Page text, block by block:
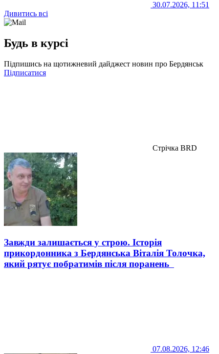
30.07.2026, 11:51
Дивитись всі
Будь в курсі
Підпишись на щотижневий дайджест новин про Бердянськ
Підписатися
Стрічка BRD
Завжди залишається у строю. Історія
прикордонника з Бердянська Віталія Толочка,
який рятує побратимів після поранень
07.08.2026, 12:46